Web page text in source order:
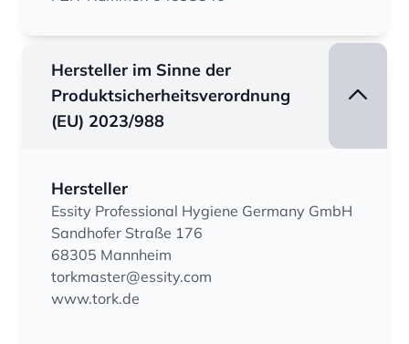
Hersteller im Sinne der
Produktsicherheitsverordnung
(EU) 2023/988
Hersteller
Essity Professional Hygiene Germany GmbH
Sandhofer Straße 176
68305 Mannheim
torkmaster@essity.com
www.tork.de